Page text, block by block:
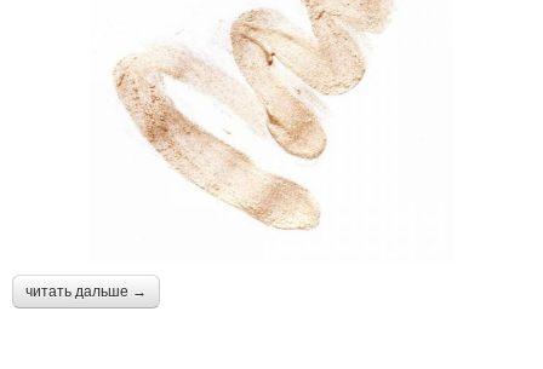
читать дальше →